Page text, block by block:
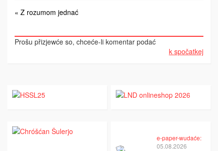
« Z rozumom jednać
Prošu přizjewće so, chceće-li komentar podać
k spočatkej
e-paper-wudaće:
05.08.2026